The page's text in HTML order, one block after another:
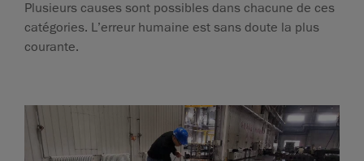
Plusieurs causes sont possibles dans chacune de ces
catégories. L’erreur humaine est sans doute la plus
courante.